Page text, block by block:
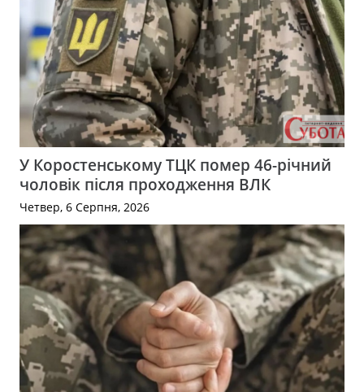
У Коростенському ТЦК помер 46-річний
чоловік після проходження ВЛК
Четвер, 6 Серпня, 2026